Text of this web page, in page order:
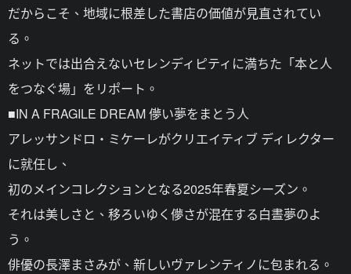
だからこそ、地域に根差した書店の価値が見直されてい
る。
ネットでは出合えないセレンディピティに満ちた「本と人
をつなぐ場」をリポート。
■IN A FRAGILE DREAM 儚い夢をまとう人
アレッサンドロ・ミケーレがクリエイティブ ディレクター
に就任し、
初のメインコレクションとなる2025年春夏シーズン。
それは美しさと、移ろいゆく儚さが混在する白晝夢のよ
う。
俳優の長澤まさみが、新しいヴァレンティノに包まれる。